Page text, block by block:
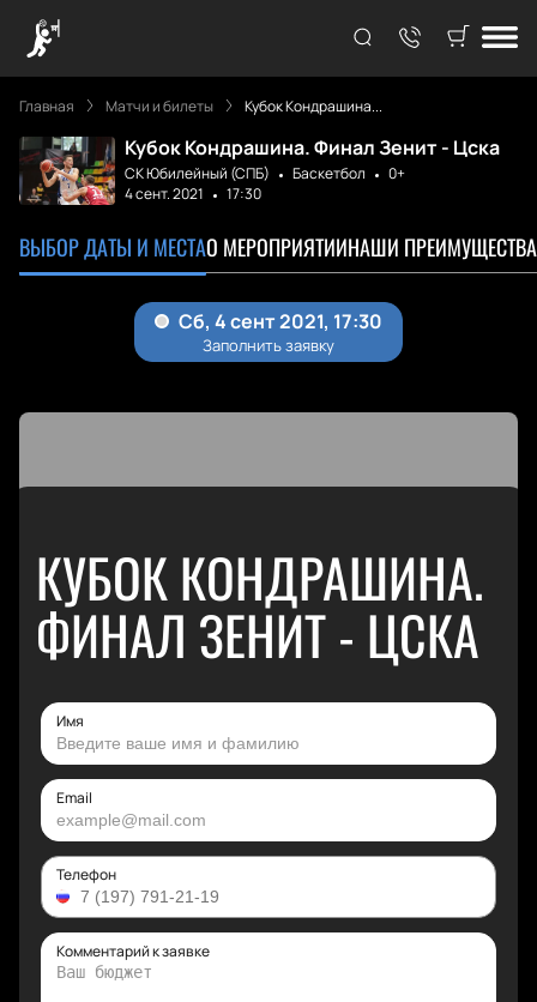
Главная Матчи и билеты Кубок Кондрашина...
Кубок Кондрашина. Финал Зенит - Цска
СК Юбилейный (СПБ) Баскетбол
0+
4 сент. 2021
17:30
ВЫБОР ДАТЫ И МЕСТАО МЕРОПРИЯТИИНАШИ ПРЕИМУЩЕСТВА
КУБОК КОНДРАШИНА.
ФИНАЛ ЗЕНИТ - ЦСКА
Имя
Email
Телефон
Комментарий к заявке